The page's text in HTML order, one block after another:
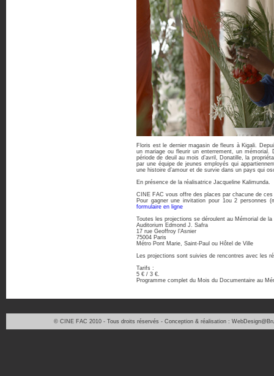
Floris est le dernier magasin de fleurs à Kigali.
un mariage ou fleurir un enterrement, un
période de deuil au mois d’avril, Donatille, la
par une équipe de jeunes employés qui
une histoire d’amour et de survie dans un pays qui
En présence de la réalisatrice Jacqueline Kalimunda.
CINE FAC vous offre des places par chacune de ces
Pour gagner une invitation pour 1ou 2
formulaire en ligne
Toutes les projections se déroulent au Mémorial de la
Auditorium Edmond J. Safra
17 rue Geoffroy l’Asnier
75004 Paris
Métro Pont Marie, Saint-Paul ou Hôtel de Ville
Les projections sont suivies de rencontres avec les
Tarifs :
5 € / 3 €.
Programme complet du Mois du Documentaire au
© CINE FAC 2010 - Tous droits réservés - Conception & réalisation :